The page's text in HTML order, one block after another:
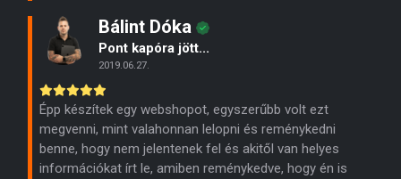
Bálint Dóka
Pont kapóra jött...
2019.06.27.
Épp készítek egy webshopot, egyszerűbb volt ezt
megvenni, mint valahonnan lelopni és reménykedni
benne, hogy nem jelentenek fel és akitől van helyes
információkat írt le, amiben reménykedve, hogy én is